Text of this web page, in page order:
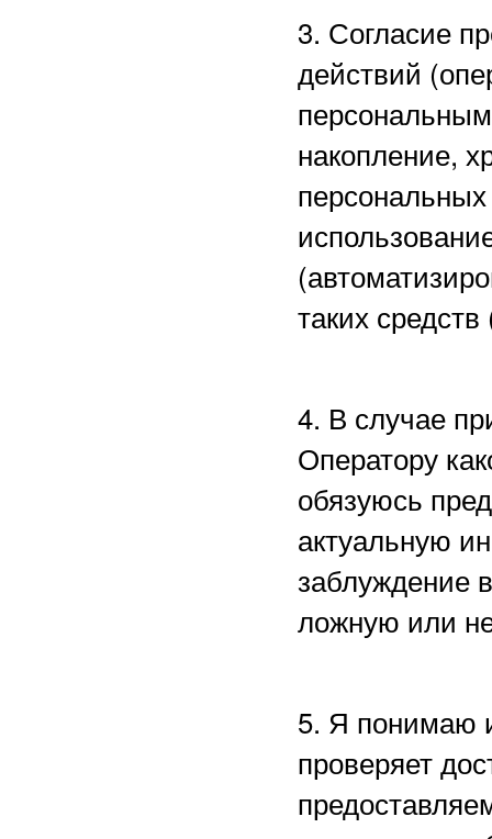
3. Согласие
действий
накопление,
таких
4. В случае
Оператору
обязуюсь
актуальную
заблуждение
ложную или
5. Я понимаю
проверяет